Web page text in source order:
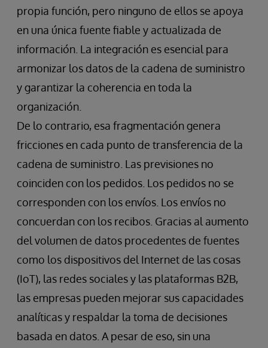
propia función, pero ninguno de ellos se apoya
en una única fuente fiable y actualizada de
información. La integración es esencial para
armonizar los datos de la cadena de suministro
y garantizar la coherencia en toda la
organización.
De lo contrario, esa fragmentación genera
fricciones en cada punto de transferencia de la
cadena de suministro. Las previsiones no
coinciden con los pedidos. Los pedidos no se
corresponden con los envíos. Los envíos no
concuerdan con los recibos. Gracias al aumento
del volumen de datos procedentes de fuentes
como los dispositivos del Internet de las cosas
(IoT), las redes sociales y las plataformas B2B,
las empresas pueden mejorar sus capacidades
analíticas y respaldar la toma de decisiones
basada en datos. A pesar de eso, sin una